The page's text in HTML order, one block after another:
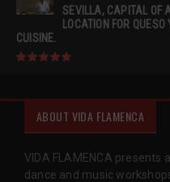
SEVILLA, CAPITAL OF
LOCATION FOR
CUISINE.
ABOUT VIDA FLAMENCA
VIDA FLAMENCA
dance and music